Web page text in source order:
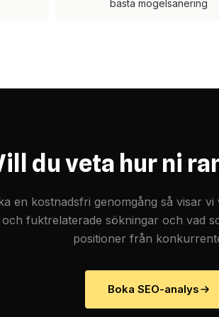
bästa mögelsanering
du veta hur ni
en kostnadsfri genomgång så visar
och fuktrelaterade sökningar och vad
positioner från
Boka SEO-analys